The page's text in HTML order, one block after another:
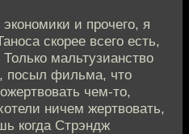
и прочего, я
скорее всего есть,
мальтузианство
посыл фильма, что
чем-то,
ничем жертвовать,
когда Стрэндж